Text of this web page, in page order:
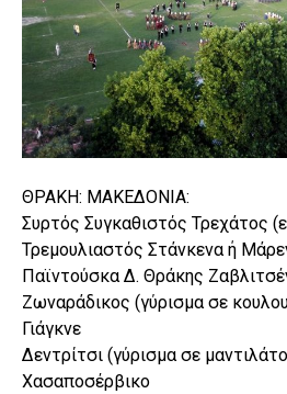
ΘΡΑΚΗ: ΜΑΚΕΔΟΝΙΑ:
Συρτός Συγκαθιστός Τρεχάτος
Τρεμουλιαστός Στάνκενα ή
Παϊντούσκα Δ. Θράκης
Ζωναράδικος (γύρισμα σε
Γιάγκνε
Δεντρίτσι (γύρισμα σε
Χασαποσέρβικο